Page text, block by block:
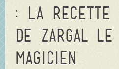
: La recette
de Zargal le
magicien